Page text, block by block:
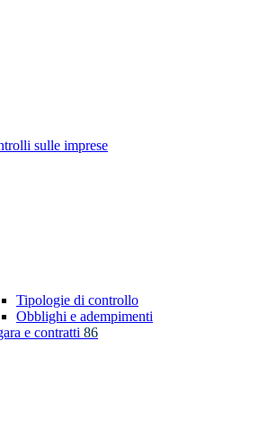
sulle imprese
Tipologie di controllo
Obblighi e adempimenti
e contratti 86